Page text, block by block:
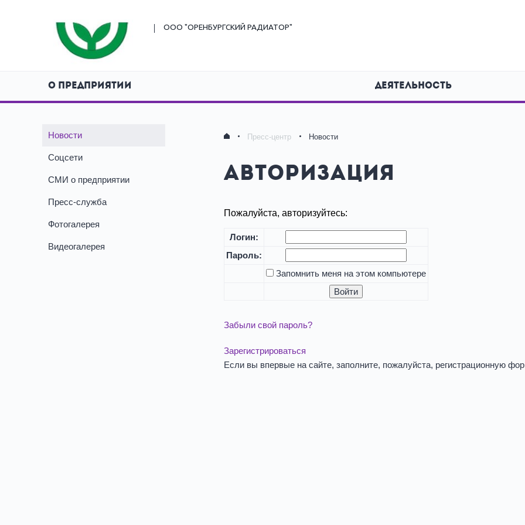
ООО "ОРЕНБУРГСКИЙ РАДИАТОР"
О ПРЕДПРИЯТИИ ДЕЯТЕЛЬНОСТЬ
Новости
Соцсети
СМИ о предприятии
Пресс-служба
Фотогалерея
Видеогалерея
Пресс-центр Новости
Авторизация
Пожалуйста, авторизуйтесь:
Логин:
Пароль:
Запомнить меня на этом компьютере
Забыли свой пароль?
Зарегистрироваться
Если вы впервые на сайте, заполните, пожалуйста, регистрационную